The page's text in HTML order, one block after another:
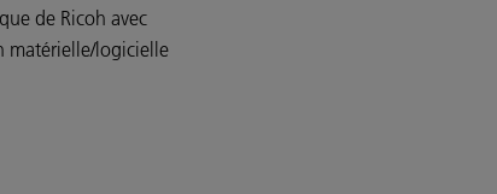
de Ricoh avec
matérielle/logicielle